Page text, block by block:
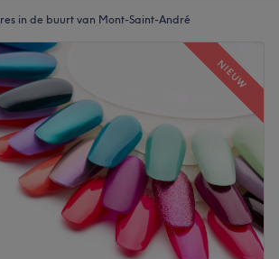
in de buurt van Mont-Saint-André
NIEUW